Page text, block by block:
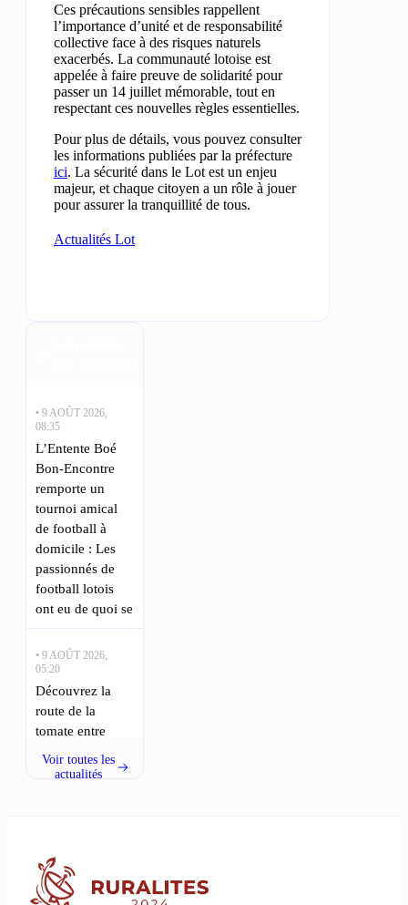
Ces précautions sensibles rappellent
l’importance d’unité et de responsabilité
collective face à des risques naturels
exacerbés. La communauté lotoise est
appelée à faire preuve de solidarité pour
passer un 14 juillet mémorable, tout en
respectant ces nouvelles règles essentielles.
Pour plus de détails, vous pouvez consulter
les informations publiées par la préfecture
ici. La sécurité dans le Lot est un enjeu
majeur, et chaque citoyen a un rôle à jouer
pour assurer la tranquillité de tous.
Actualités Lot
• 9 AOÛT 2026,
08:35
L’Entente Boé
Bon-Encontre
remporte un
tournoi amical
de football à
domicile : Les
passionnés de
football lotois
ont eu de quoi se
• 9 AOÛT 2026,
05:20
Découvrez la
route de la
tomate entre
cet été : La
où des
Voir toutes les
actualités